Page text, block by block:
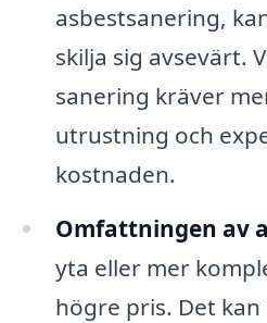
asbestsanering,
skilja sig avsevärt.
sanering kräver
utrustning och
kostnaden.
Omfattningen av
yta eller mer
högre pris. Det